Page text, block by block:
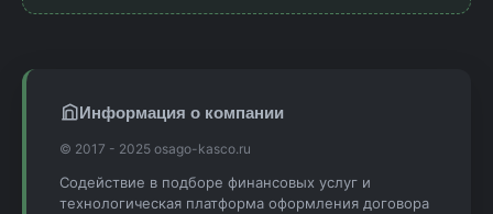
Информация о компании
© 2017 - 2025 osago-kasco.ru
Содействие в подборе финансовых услуг и
технологическая платформа оформления договора